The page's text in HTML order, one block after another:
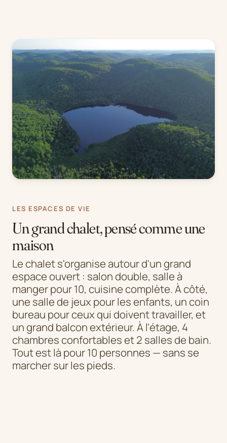
LES ESPACES DE VIE
Un grand chalet, pensé comme une
maison
Le chalet s'organise autour d'un grand
espace ouvert : salon double, salle à
manger pour 10, cuisine complète. À côté,
une salle de jeux pour les enfants, un coin
bureau pour ceux qui doivent travailler, et
un grand balcon extérieur. À l'étage, 4
chambres confortables et 2 salles de bain.
Tout est là pour 10 personnes — sans se
marcher sur les pieds.